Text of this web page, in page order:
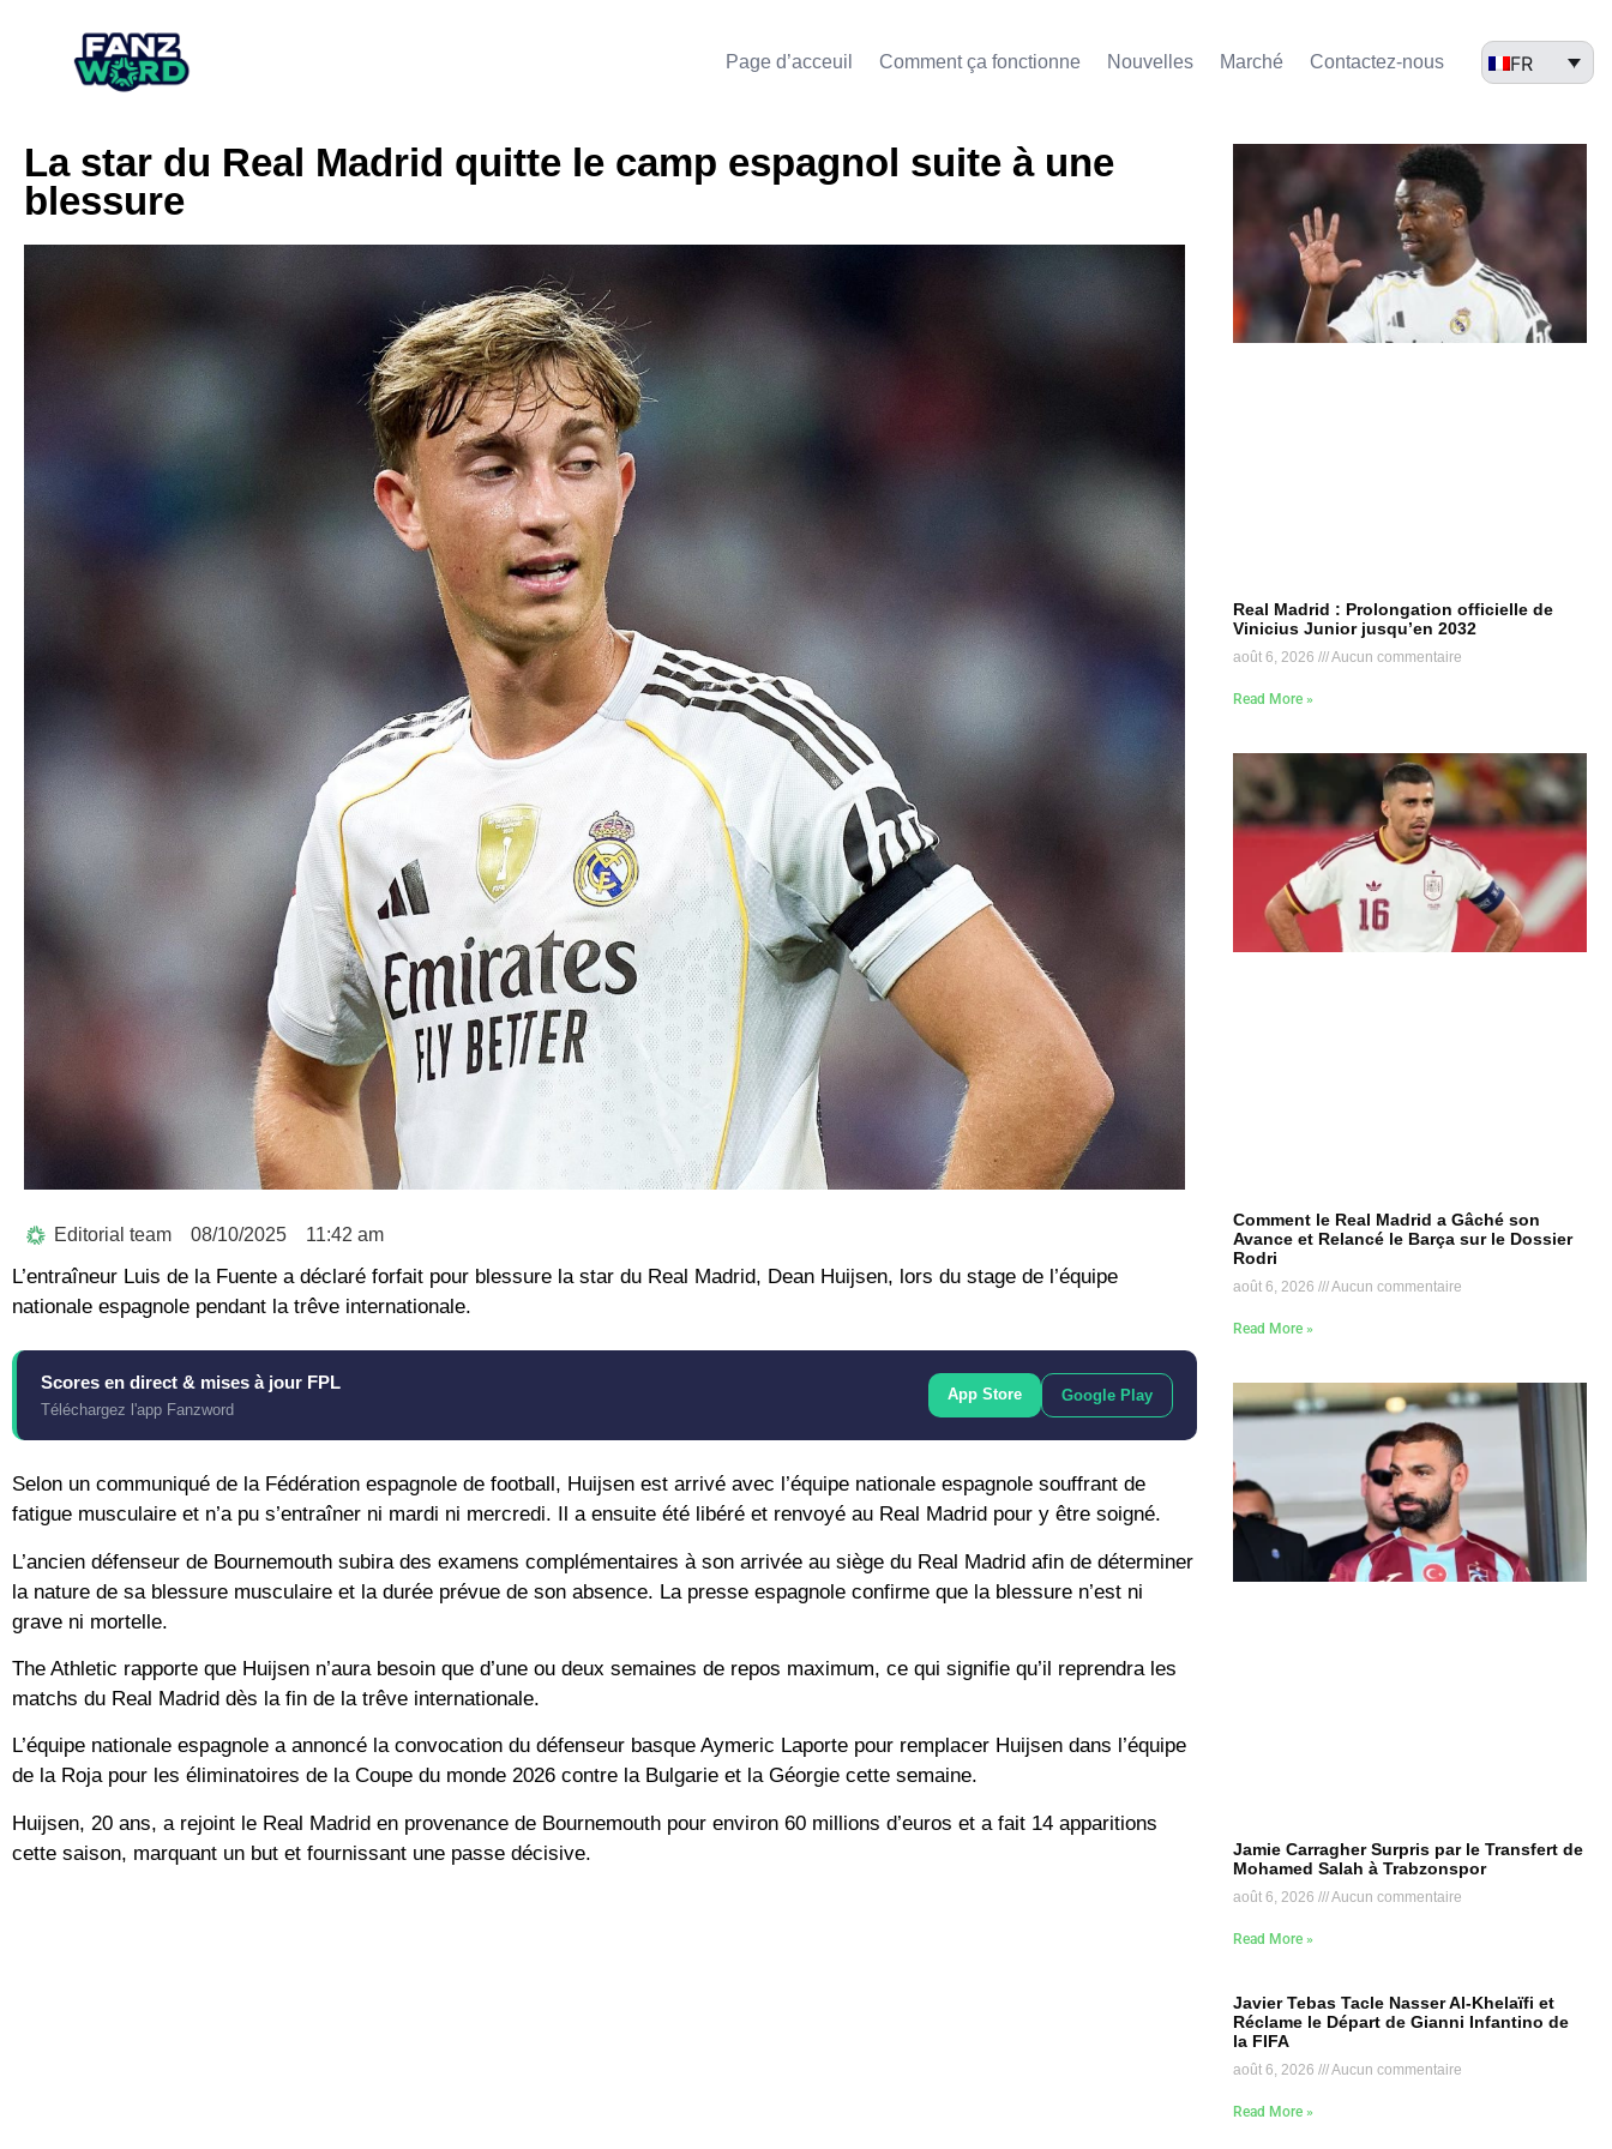
Page d’acceuil Comment ça fonctionne Nouvelles Marché​ Contactez-nous FR
La star du Real Madrid quitte le camp espagnol suite à une
blessure
Editorial team 08/10/2025 11:42 am
L’entraîneur Luis de la Fuente a déclaré forfait pour blessure la star du Real Madrid, Dean Huijsen, lors du stage de l’équipe
nationale espagnole pendant la trêve internationale.
Scores en direct & mises à jour FPL
Téléchargez l'app Fanzword
App Store Google Play
Selon un communiqué de la Fédération espagnole de football, Huijsen est arrivé avec l’équipe nationale espagnole souffrant de
fatigue musculaire et n’a pu s’entraîner ni mardi ni mercredi. Il a ensuite été libéré et renvoyé au Real Madrid pour y être soigné.
L’ancien défenseur de Bournemouth subira des examens complémentaires à son arrivée au siège du Real Madrid afin de déterminer
la nature de sa blessure musculaire et la durée prévue de son absence. La presse espagnole confirme que la blessure n’est ni
grave ni mortelle.
The Athletic rapporte que Huijsen n’aura besoin que d’une ou deux semaines de repos maximum, ce qui signifie qu’il reprendra les
matchs du Real Madrid dès la fin de la trêve internationale.
L’équipe nationale espagnole a annoncé la convocation du défenseur basque Aymeric Laporte pour remplacer Huijsen dans l’équipe
de la Roja pour les éliminatoires de la Coupe du monde 2026 contre la Bulgarie et la Géorgie cette semaine.
Huijsen, 20 ans, a rejoint le Real Madrid en provenance de Bournemouth pour environ 60 millions d’euros et a fait 14 apparitions
cette saison, marquant un but et fournissant une passe décisive.
Real Madrid : Prolongation officielle de
Vinicius Junior jusqu’en 2032
août 6, 2026 Aucun commentaire
Read More »
Comment le Real Madrid a Gâché son
Avance et Relancé le Barça sur le Dossier
Rodri
août 6, 2026 Aucun commentaire
Read More »
Jamie Carragher Surpris par le Transfert de
Mohamed Salah à Trabzonspor
août 6, 2026 Aucun commentaire
Read More »
Javier Tebas Tacle Nasser Al-Khelaïfi et
Réclame le Départ de Gianni Infantino de
la FIFA
août 6, 2026 Aucun commentaire
Read More »